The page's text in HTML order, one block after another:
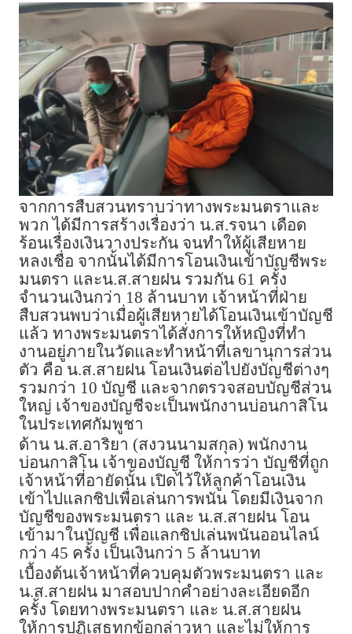
จากการสืบสวนทราบว่าทางพระมนตราและ
พวก ได้มีการสร้างเรื่องว่า น.ส.รจนา เดือด
ร้อนเรื่องเงินวางประกัน จนทำให้ผู้เสียหาย
หลงเชื่อ จากนั้นได้มีการโอนเงินเข้าบัญชีพระ
มนตรา และน.ส.สายฝน รวมกัน 61 ครั้ง
จำนวนเงินกว่า 18 ล้านบาท เจ้าหน้าที่ฝ่าย
สืบสวนพบว่าเมื่อผู้เสียหายได้โอนเงินเข้าบัญชี
แล้ว ทางพระมนตราได้สั่งการให้หญิงที่ทํา
งานอยู่ภายในวัดและทําหน้าที่เลขานุการส่วน
ตัว คือ น.ส.สายฝน โอนเงินต่อไปยังบัญชีต่างๆ
รวมกว่า 10 บัญชี และจากตรวจสอบบัญชีส่วน
ใหญ่ เจ้าของบัญชีจะเป็นพนักงานบ่อนกาสิโน
ในประเทศกัมพูชา
ด้าน น.ส.อาริยา (สงวนนามสกุล) พนักงาน
บ่อนกาสิโน เจ้าของบัญชี ให้การว่า บัญชีที่ถูก
เจ้าหน้าที่อายัดนั้น เปิดไว้ให้ลูกค้าโอนเงิน
เข้าไปแลกชิปเพื่อเล่นการพนัน โดยมีเงินจาก
บัญชีของพระมนตรา และ น.ส.สายฝน โอน
เข้ามาในบัญชี เพื่อแลกชิปเล่นพนันออนไลน์
กว่า 45 ครั้ง เป็นเงินกว่า 5 ล้านบาท
เบื้องต้นเจ้าหน้าที่ควบคุมตัวพระมนตรา และ
น.ส.สายฝน มาสอบปากคำอย่างละเอียดอีก
ครั้ง โดยทางพระมนตรา และ น.ส.สายฝน
ให้การปฏิเสธทุกข้อกล่าวหา และไม่ให้การ